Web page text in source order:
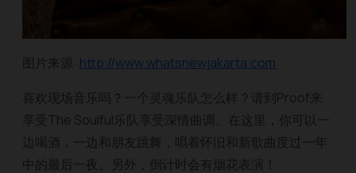
图片来源: http://www.whatsnewjakarta.com
喜欢现场音乐吗？一个灵魂乐队怎么样？请到Proof来
享受The Soulful乐队享受深情曲调。在这里，你可以一
边喝酒，一边和朋友跳舞，唱着怀旧和新歌曲度过一年
中的最后一夜。另外，倒计时会有烟花表演！